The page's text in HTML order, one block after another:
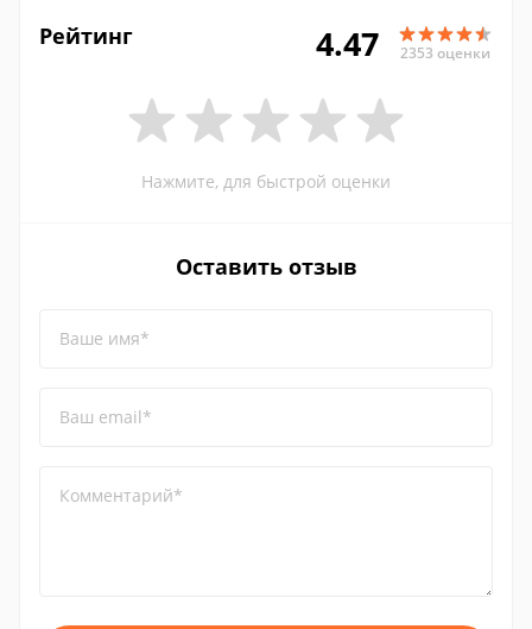
Рейтинг 4.47 2353 оценки
Нажмите, для быстрой оценки
Оставить отзыв
Ваше имя*
Ваш email*
Комментарий*